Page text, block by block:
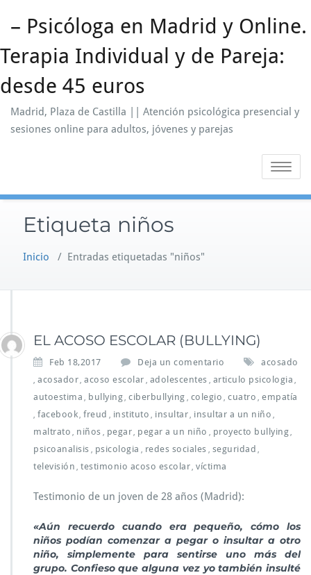
– Psicóloga en Madrid y Online.
Terapia Individual y de Pareja:
desde 45 euros
Madrid, Plaza de Castilla || Atención psicológica presencial y
sesiones online para adultos, jóvenes y parejas
Alternar
Etiqueta niños
Inicio / Entradas etiquetadas "niños"
EL ACOSO ESCOLAR (BULLYING)
Feb 18,2017 Deja un comentario acosado
acosador acoso escolar adolescentes articulo psicologia
autoestima bullying ciberbullying colegio cuatro empatía
facebook freud instituto insultar insultar a un niño
maltrato niños pegar pegar a un niño proyecto bullying
psicoanalisis psicologia redes sociales seguridad
televisión testimonio acoso escolar víctima
Testimonio de un joven de 28 años (Madrid):
«Aún recuerdo cuando era pequeño, cómo los
niños podían comenzar a pegar o insultar a otro
niño, simplemente para sentirse uno más del
grupo. Confieso que alguna vez yo también insulté